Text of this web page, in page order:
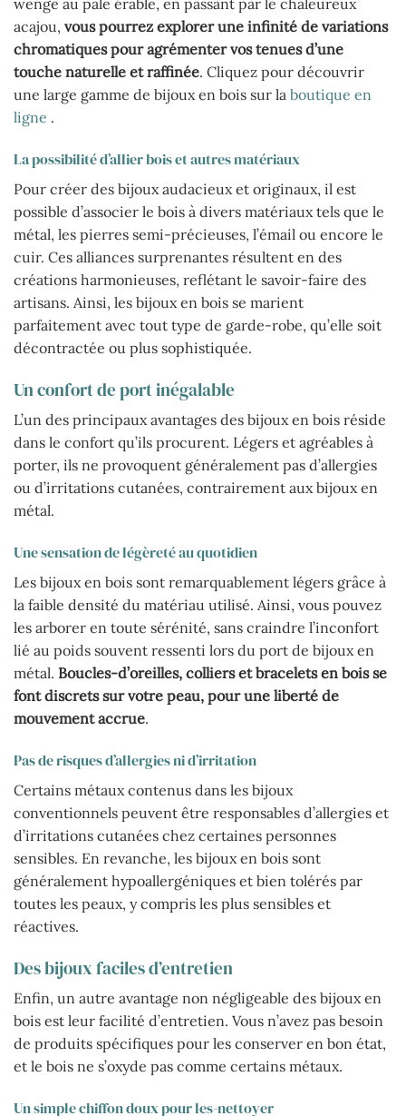
wenge au pâle érable, en passant par le chaleureux
acajou, vous pourrez explorer une infinité de variations
chromatiques pour agrémenter vos tenues d’une
touche naturelle et raffinée. Cliquez pour découvrir
une large gamme de bijoux en bois sur la boutique en
ligne .
La possibilité d’allier bois et autres matériaux
Pour créer des bijoux audacieux et originaux, il est
possible d’associer le bois à divers matériaux tels que le
métal, les pierres semi-précieuses, l’émail ou encore le
cuir. Ces alliances surprenantes résultent en des
créations harmonieuses, reflétant le savoir-faire des
artisans. Ainsi, les bijoux en bois se marient
parfaitement avec tout type de garde-robe, qu’elle soit
décontractée ou plus sophistiquée.
Un confort de port inégalable
L’un des principaux avantages des bijoux en bois réside
dans le confort qu’ils procurent. Légers et agréables à
porter, ils ne provoquent généralement pas d’allergies
ou d’irritations cutanées, contrairement aux bijoux en
métal.
Une sensation de légèreté au quotidien
Les bijoux en bois sont remarquablement légers grâce à
la faible densité du matériau utilisé. Ainsi, vous pouvez
les arborer en toute sérénité, sans craindre l’inconfort
lié au poids souvent ressenti lors du port de bijoux en
métal. Boucles-d’oreilles, colliers et bracelets en bois se
font discrets sur votre peau, pour une liberté de
mouvement accrue.
Pas de risques d’allergies ni d’irritation
Certains métaux contenus dans les bijoux
conventionnels peuvent être responsables d’allergies et
d’irritations cutanées chez certaines personnes
sensibles. En revanche, les bijoux en bois sont
généralement hypoallergéniques et bien tolérés par
toutes les peaux, y compris les plus sensibles et
réactives.
Des bijoux faciles d’entretien
Enfin, un autre avantage non négligeable des bijoux en
bois est leur facilité d’entretien. Vous n’avez pas besoin
de produits spécifiques pour les conserver en bon état,
et le bois ne s’oxyde pas comme certains métaux.
Un simple chiffon doux pour les-nettoyer